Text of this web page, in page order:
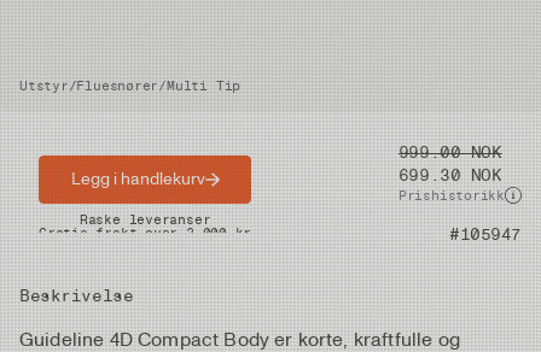
Utstyr/Fluesnører/Multi Tip
Pris
999.00 NOK
699.30 NOK
Prishistorikk
Artikkelnummer #105947
Beskrivelse
Guideline 4D Compact Body er korte, kraftfulle og
Legg i handlekurv
Raske leveranser
Gratis frakt over 2.000 kr